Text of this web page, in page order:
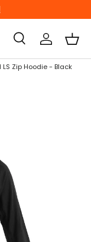
Sök Logga inKorg
Zip Hoodie - Black